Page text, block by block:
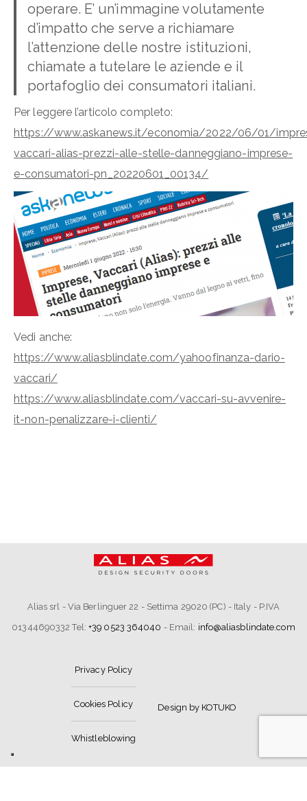
operare. E’ un’immagine volutamente
d’impatto che serve a richiamare
l’attenzione delle nostre istituzioni,
chiamate a tutelare le aziende e il
portafoglio dei consumatori italiani.
Per leggere l’articolo completo:
https://www.askanews.it/economia/2022/06/01/
vaccari-alias-prezzi-alle-stelle-danneggiano-imprese-
e-consumatori-pn_20220601_00134/
Vedi anche:
https://www.aliasblindate.com/yahoofinanza-dario-
vaccari/
https://www.aliasblindate.com/vaccari-su-avvenire-
it-non-penalizzare-i-clienti/
Alias srl - Via Berlinguer 22 - Settima 29020 (PC) - Italy - P.IVA
01344690332 Tel: +39 0523 364040 - Email: info@aliasblindate.com
Privacy Policy
Cookies Policy
Whistleblowing
Design by KOTUKO